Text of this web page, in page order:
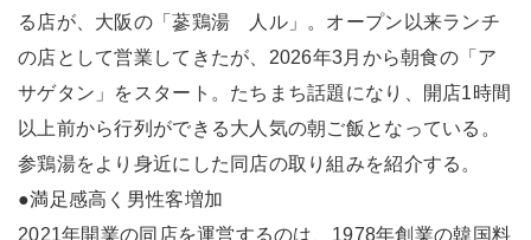
る店が、大阪の「蔘鶏湯 人ル」。オープン以来ランチ
の店として営業してきたが、2026年3月から朝食の「ア
サゲタン」をスタート。たちまち話題になり、開店1時間
以上前から行列ができる大人気の朝ご飯となっている。
参鶏湯をより身近にした同店の取り組みを紹介する。
●満足感高く男性客増加
2021年開業の同店を運営するのは、1978年創業の韓国料